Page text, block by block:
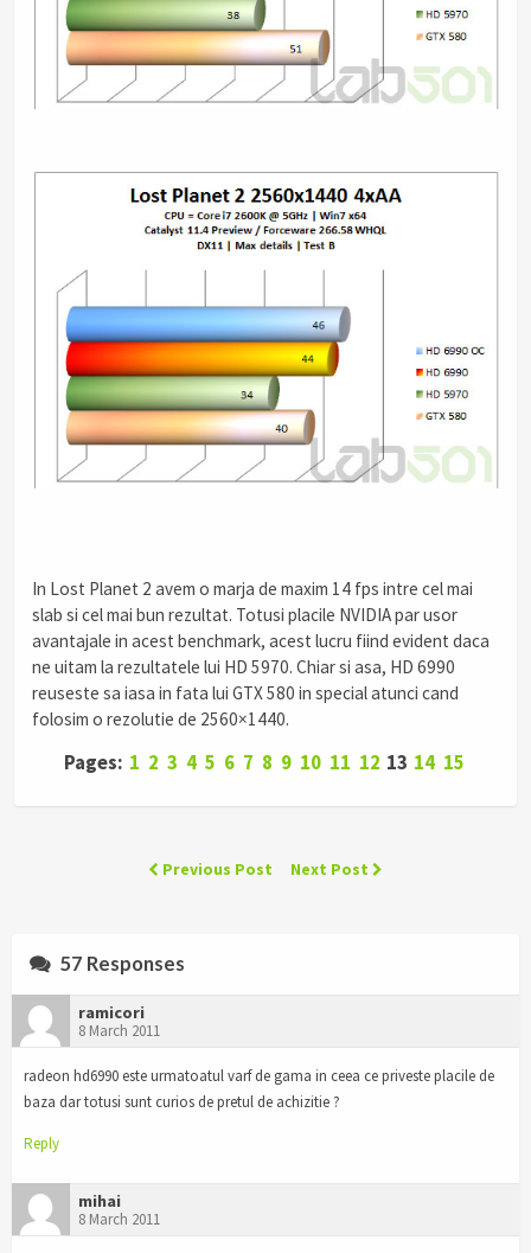
In Lost Planet 2 avem o marja de maxim 14 fps intre cel mai
slab si cel mai bun rezultat. Totusi placile NVIDIA par usor
avantajale in acest benchmark, acest lucru fiind evident daca
ne uitam la rezultatele lui HD 5970. Chiar si asa, HD 6990
reuseste sa iasa in fata lui GTX 580 in special atunci cand
folosim o rezolutie de 2560×1440.
Pages: 1 2 3 4 5 6 7 8 9 10 11 12 13 14 15
Previous Post Next Post
57 Responses
ramicori
8 March 2011
radeon hd6990 este urmatoatul varf de gama in ceea ce priveste placile de
baza dar totusi sunt curios de pretul de achizitie ?
Reply
mihai
8 March 2011